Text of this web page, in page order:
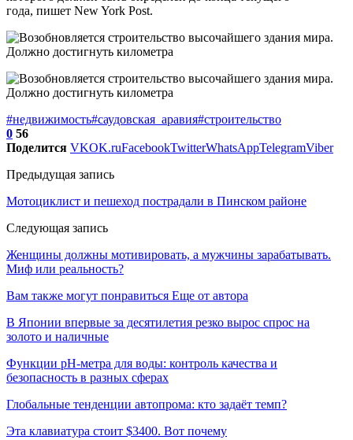
года, пишет New York Post.
#недвижимость#саудовская_аравия#строительство
0 56
Поделится VKOK.ruFacebookTwitterWhatsAppTelegramViber
Предыдущая запись
Мотоциклист и пешеход пострадали в Пинском районе
Следующая запись
Женщины должны мотивировать, а мужчины зарабатывать.
Миф или реальность?
Вам также могут понравиться Еще от автора
В Японии впервые за десятилетия резко вырос спрос на
золото и наличные
Функции pH-метра для воды: контроль качества и
безопасность в разных сферах
Глобальные тенденции автопрома: кто задаёт темп?
Эта клавиатура стоит $3400. Вот почему